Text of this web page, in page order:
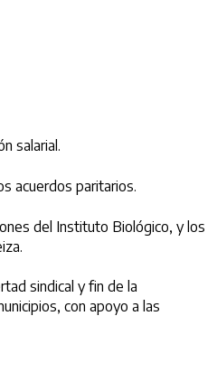
salarial.
acuerdos paritarios.
del Instituto Biológico, y los
sindical y fin de la
con apoyo a las